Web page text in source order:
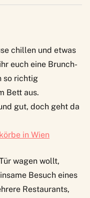
chillen und etwas
euch eine Brunch-
so richtig
Bett aus.
gut, doch geht da
in Wien
wagen wollt,
Besuch eines
Restaurants,